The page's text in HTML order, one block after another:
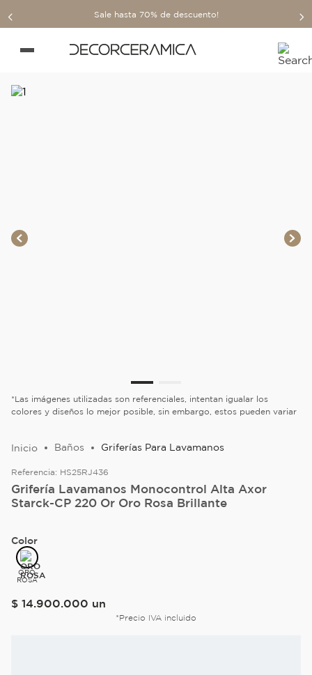
Sale hasta 70% de descuento!
*Las imágenes utilizadas son referenciales, intentan igualar los
colores y diseños lo mejor posible, sin embargo, estos pueden variar
Baños Griferías Para Lavamanos
Referencia: HS25RJ436
Grifería Lavamanos Monocontrol Alta Axor
Starck-CP 220 Or Oro Rosa Brillante
Color
ORO
ROSA
$ 14.900.000 un
*Precio IVA incluido